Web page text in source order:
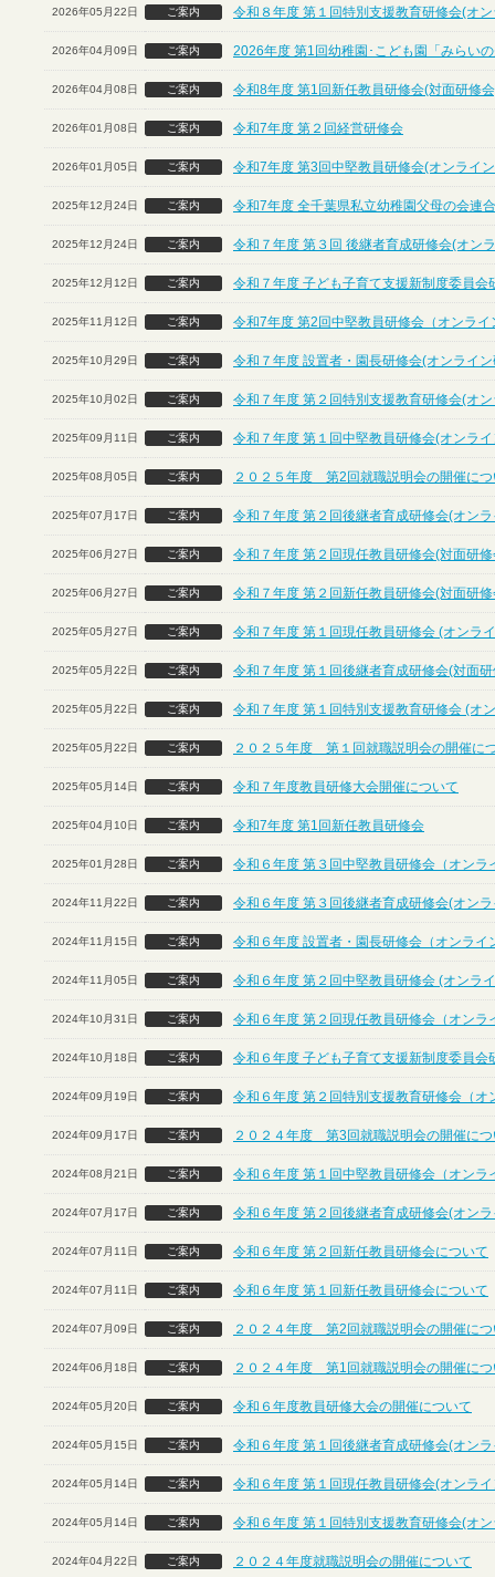
2026年05月22日 ご案内 令和８年度 第１回特別支援教育研修会(オ
2026年04月09日 ご案内 2026年度 第1回幼稚園･こども園「みらい
2026年04月08日 ご案内 令和8年度 第1回新任教員研修会(対面研修
2026年01月08日 ご案内 令和7年度 第２回経営研修会
2026年01月05日 ご案内 令和7年度 第3回中堅教員研修会(オンライ
2025年12月24日 ご案内 令和7年度 全千葉県私立幼稚園父母の会連
2025年12月24日 ご案内 令和７年度 第３回 後継者育成研修会(オン
2025年12月12日 ご案内 令和７年度 子ども子育て支援新制度委員会
2025年11月12日 ご案内 令和7年度 第2回中堅教員研修会（オンライ
2025年10月29日 ご案内 令和７年度 設置者・園長研修会(オンライ
2025年10月02日 ご案内 令和７年度 第２回特別支援教育研修会(オ
2025年09月11日 ご案内 令和７年度 第１回中堅教員研修会(オンラ
2025年08月05日 ご案内 ２０２５年度 第2回就職説明会の開催につ
2025年07月17日 ご案内 令和７年度 第２回後継者育成研修会(オン
2025年06月27日 ご案内 令和７年度 第２回現任教員研修会(対面研
2025年06月27日 ご案内 令和７年度 第２回新任教員研修会(対面研
2025年05月27日 ご案内 令和７年度 第１回現任教員研修会 (オンラ
2025年05月22日 ご案内 令和７年度 第１回後継者育成研修会(対面
2025年05月22日 ご案内 令和７年度 第１回特別支援教育研修会 (オ
2025年05月22日 ご案内 ２０２５年度 第１回就職説明会の開催に
2025年05月14日 ご案内 令和７年度教員研修大会開催について
2025年04月10日 ご案内 令和7年度 第1回新任教員研修会
2025年01月28日 ご案内 令和６年度 第３回中堅教員研修会（オンラ
2024年11月22日 ご案内 令和６年度 第３回後継者育成研修会(オン
2024年11月15日 ご案内 令和６年度 設置者・園長研修会（オンライ
2024年11月05日 ご案内 令和６年度 第２回中堅教員研修会 (オンラ
2024年10月31日 ご案内 令和６年度 第２回現任教員研修会（オンラ
2024年10月18日 ご案内 令和６年度 子ども子育て支援新制度委員会
2024年09月19日 ご案内 令和６年度 第２回特別支援教育研修会（オ
2024年09月17日 ご案内 ２０２４年度 第3回就職説明会の開催につ
2024年08月21日 ご案内 令和６年度 第１回中堅教員研修会（オンラ
2024年07月17日 ご案内 令和６年度 第２回後継者育成研修会(オン
2024年07月11日 ご案内 令和６年度 第２回新任教員研修会について
2024年07月11日 ご案内 令和６年度 第１回新任教員研修会について
2024年07月09日 ご案内 ２０２４年度 第2回就職説明会の開催につ
2024年06月18日 ご案内 ２０２４年度 第1回就職説明会の開催につ
2024年05月20日 ご案内 令和６年度教員研修大会の開催について
2024年05月15日 ご案内 令和６年度 第１回後継者育成研修会(オン
2024年05月14日 ご案内 令和６年度 第１回現任教員研修会(オンラ
2024年05月14日 ご案内 令和６年度 第１回特別支援教育研修会(オ
2024年04月22日 ご案内 ２０２４年度就職説明会の開催について